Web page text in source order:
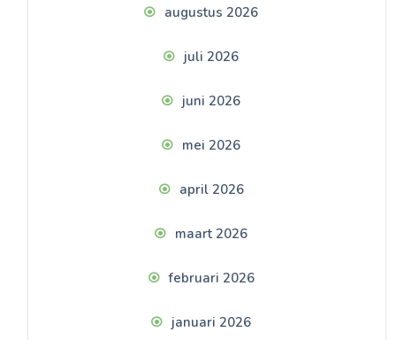
augustus 2026
juli 2026
juni 2026
mei 2026
april 2026
maart 2026
februari 2026
januari 2026